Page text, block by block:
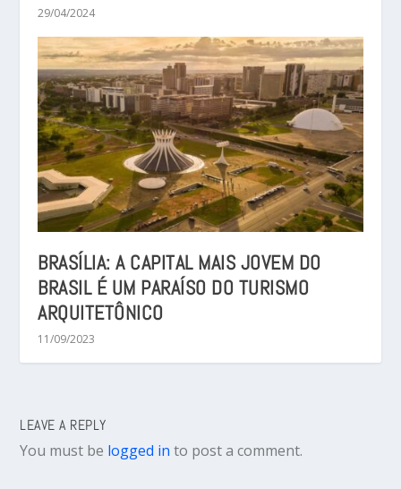
29/04/2024
BRASÍLIA: A CAPITAL MAIS JOVEM DO
BRASIL É UM PARAÍSO DO TURISMO
ARQUITETÔNICO
11/09/2023
LEAVE A REPLY
You must be logged in to post a comment.